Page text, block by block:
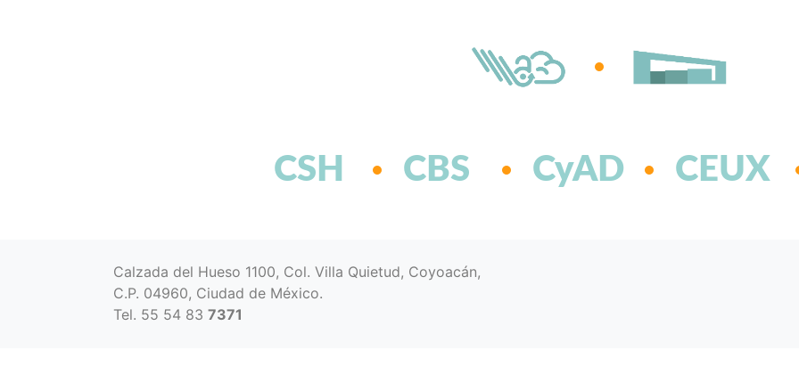
CSH CBS CyAD CEUX
Calzada del Hueso 1100, Col. Villa Quietud, Coyoacán,
C.P. 04960, Ciudad de México.
Tel. 55 54 83 7371